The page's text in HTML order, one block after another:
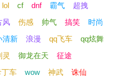
lol cf dnf 霸气
超拽
风 伤感 帅气 搞笑
时尚
清新 浪漫 qq飞车
qq炫舞
灵 御龙在天
征途
丁车 wow 神武
诛仙